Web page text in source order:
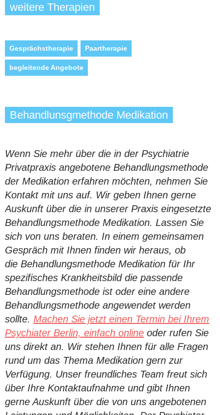
weitere Therapien
Gesprächstherapie Paartherapie
begleitende Angebote
Behandlunsgmethode Medikation
Wenn Sie mehr über die in der Psychiatrie
Privatpraxis angebotene Behandlungsmethode
der Medikation erfahren möchten, nehmen Sie
Kontakt mit uns auf. Wir geben Ihnen gerne
Auskunft über die in unserer Praxis eingesetzte
Behandlungsmethode Medikation. Lassen Sie
sich von uns beraten. In einem gemeinsamen
Gespräch mit Ihnen finden wir heraus, ob
die Behandlungsmethode Medikation für Ihr
spezifisches Krankheitsbild die passende
Behandlungsmethode ist oder eine andere
Behandlungsmethode angewendet werden
sollte. Machen Sie jetzt einen Termin bei Ihrem
Psychiater Berlin, einfach online oder rufen Sie
uns direkt an. Wir stehen Ihnen für alle Fragen
rund um das Thema Medikation gern zur
Verfügung. Unser freundliches Team freut sich
über Ihre Kontaktaufnahme und gibt Ihnen
gerne Auskunft über die von uns angebotenen